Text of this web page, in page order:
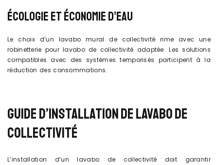
ÉCOLOGIE ET ÉCONOMIE D’EAU
Le choix d’un lavabo mural de collectivité rime avec une
robinetterie pour lavabo de collectivité adaptée. Les solutions
compatibles avec des systèmes temporisés participent à la
réduction des consommations.
GUIDE D’INSTALLATION DE LAVABO DE
COLLECTIVITÉ
L’installation d’un lavabo de collectivité doit garantir